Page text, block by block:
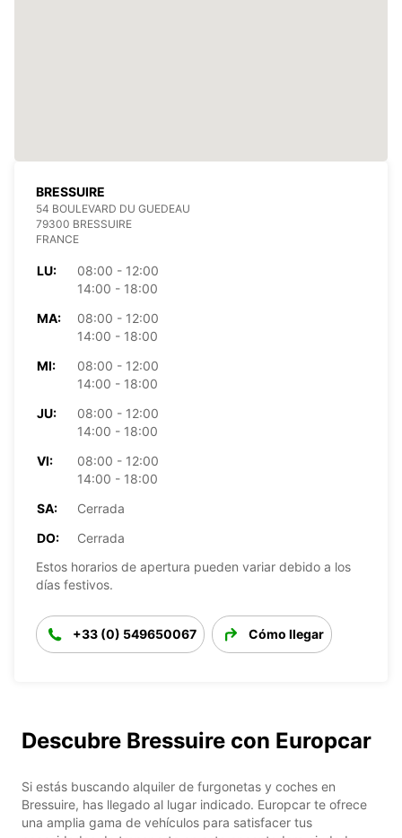
BRESSUIRE
54 BOULEVARD DU GUEDEAU
79300 BRESSUIRE
FRANCE
LU:
08:00 - 12:00
14:00 - 18:00
MA:
08:00 - 12:00
14:00 - 18:00
MI:
08:00 - 12:00
14:00 - 18:00
JU:
08:00 - 12:00
14:00 - 18:00
VI:
08:00 - 12:00
14:00 - 18:00
SA:
Cerrada
DO:
Cerrada
Estos horarios de apertura pueden variar debido a los
días festivos.
+33 (0) 549650067 Cómo llegar
Descubre Bressuire con Europcar
Si estás buscando alquiler de furgonetas y coches en
Bressuire, has llegado al lugar indicado. Europcar te ofrece
una amplia gama de vehículos para satisfacer tus